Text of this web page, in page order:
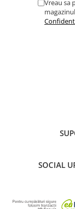
Vreau sa
SOCIAL